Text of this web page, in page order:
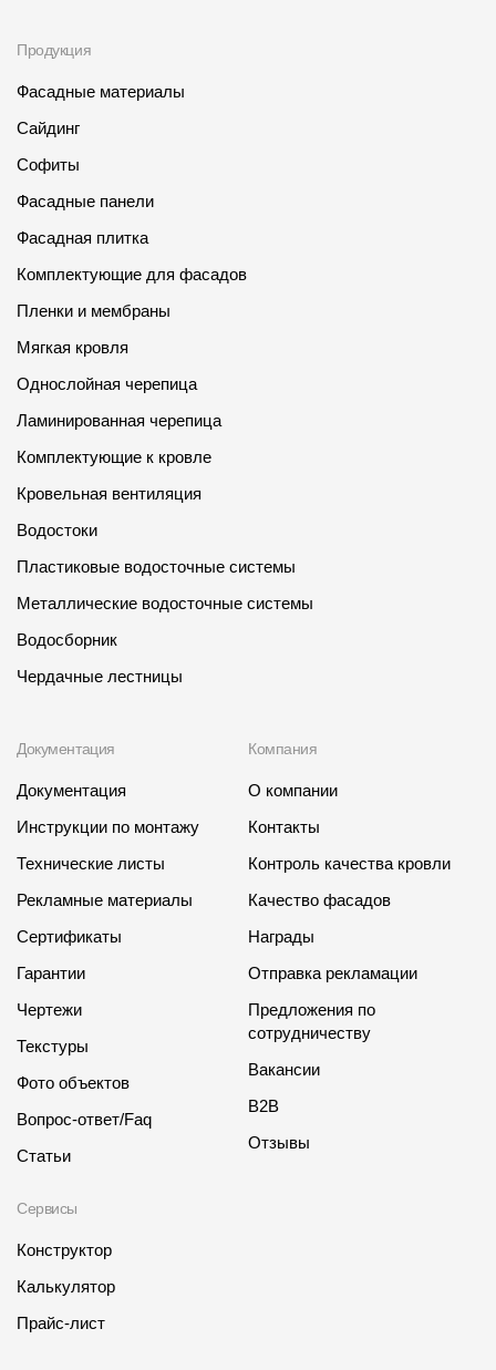
Продукция
Фасадные материалы
Сайдинг
Софиты
Фасадные панели
Фасадная плитка
Комплектующие для фасадов
Пленки и мембраны
Мягкая кровля
Однослойная черепица
Ламинированная черепица
Комплектующие к кровле
Кровельная вентиляция
Водостоки
Пластиковые водосточные системы
Металлические водосточные системы
Водосборник
Чердачные лестницы
Документация
Документация
Инструкции по монтажу
Технические листы
Рекламные материалы
Сертификаты
Гарантии
Чертежи
Текстуры
Фото объектов
Вопрос-ответ/Faq
Статьи
Сервисы
Конструктор
Калькулятор
Прайс-лист
Компания
О компании
Контакты
Контроль качества кровли
Качество фасадов
Награды
Отправка рекламации
Предложения по
сотрудничеству
Вакансии
B2B
Отзывы